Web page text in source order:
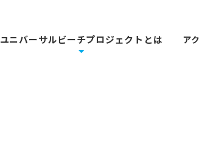
ユニバーサルビーチプロジェクトとは ア